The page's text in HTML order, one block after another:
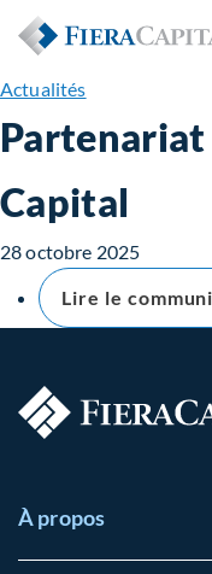
Actualités
Partenariat
Capital
28 octobre 2025
Lire le
À propos